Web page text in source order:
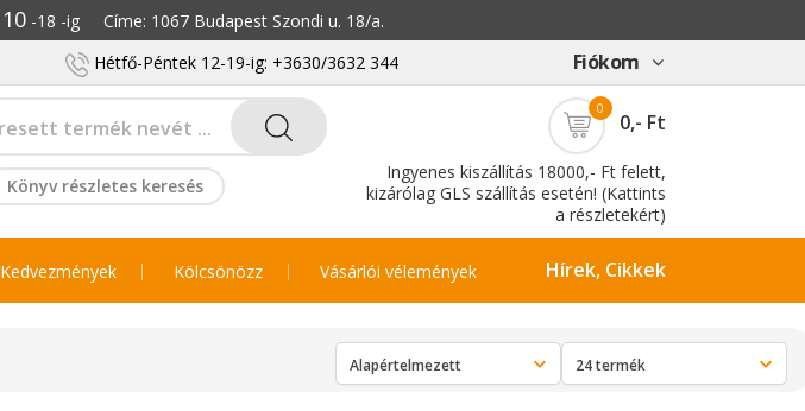
10 -18 -ig Címe: 1067 Budapest Szondi u. 18/a.
Hétfő-Péntek 12-19-ig: +3630/3632 344 Fiókom
Könyv részletes keresés
0
0,- Ft
Ingyenes kiszállítás 18000,- Ft felett,
kizárólag GLS szállítás esetén! (Kattints
a részletekért)
Kedvezmények Kölcsönözz Vásárlói vélemények Hírek, Cikkek